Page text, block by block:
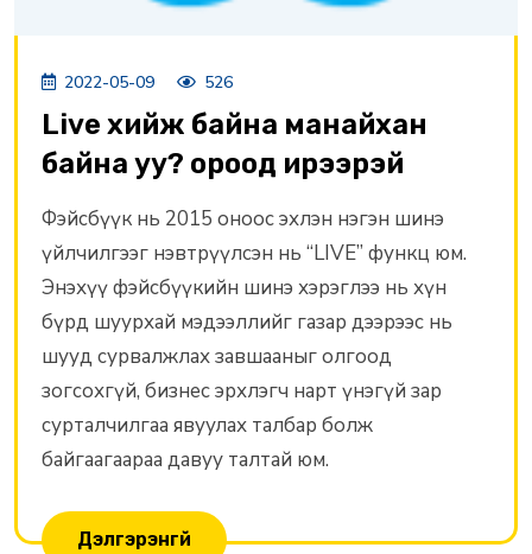
2022-05-09 526
Live хийж байна манайхан
байна уу? ороод ирээрэй
Фэйсбүүк нь 2015 оноос эхлэн нэгэн шинэ
үйлчилгээг нэвтрүүлсэн нь “LIVE” функц юм.
Энэхүү фэйсбүүкийн шинэ хэрэглээ нь хүн
бүрд шуурхай мэдээллийг газар дээрээс нь
шууд сурвалжлах завшааныг олгоод
зогсохгүй, бизнес эрхлэгч нарт үнэгүй зар
сурталчилгаа явуулах талбар болж
байгаагаараа давуу талтай юм.
Дэлгэрэнгүй